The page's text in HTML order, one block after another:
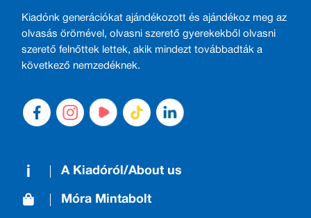
Kiadónk generációkat ajándékozott és ajándékoz meg az
olvasás örömével, olvasni szerető gyerekekből olvasni
szerető felnőttek lettek, akik mindezt továbbadták a
következő nemzedéknek.
A Kiadóról/About us
Móra Mintabolt